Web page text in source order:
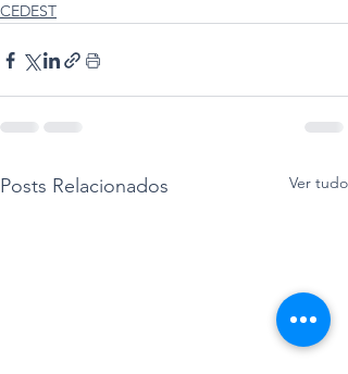
CEDEST
Posts Relacionados Ver tudo